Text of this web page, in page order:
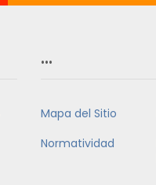
…
Mapa del Sitio
Normatividad